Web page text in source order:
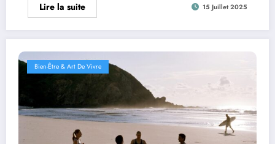
Lire la suite 15 Juillet 2025
Bien-Être & Art De Vivre